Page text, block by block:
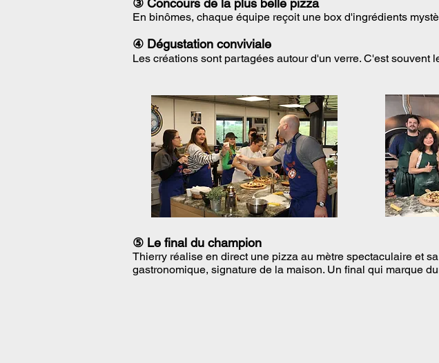
En binômes, chaque équipe reçoit une box d'ingrédients
④ Dégustation conviviale
Les créations sont partagées autour d'un verre. C'est souvent
⑤ Le final du champion
Thierry réalise en direct une pizza au mètre spectaculaire et
gastronomique, signature de la maison. Un final qui marque